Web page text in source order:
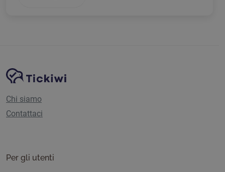
Navigazione del sito
Piattaforma Tickiwi
Chi siamo
Contattaci
Per gli utenti